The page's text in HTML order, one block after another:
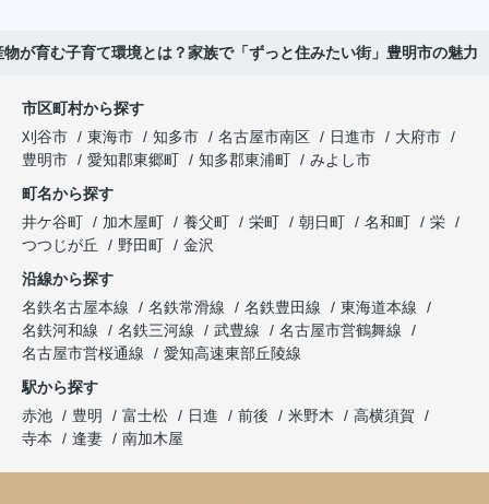
が育む子育て環境とは？家族で「ずっと住みたい街」豊明市の魅力
市区町村から探す
刈谷市
東海市 知多市 名古屋市南区 日進市
大府市
豊明市
愛知郡東郷町 知多郡東浦町
みよし市
町名から探す
井ケ谷町
加木屋町 養父町 栄町 朝日町 名和町
栄
つつじが丘
野田町
金沢
沿線から探す
名鉄名古屋本線
名鉄常滑線 名鉄豊田線
東海道本線
名鉄河和線
名鉄三河線 武豊線
名古屋市営鶴舞線
名古屋市営桜通線
愛知高速東部丘陵線
駅から探す
赤池
豊明 富士松 日進 前後 米野木
高横須賀
寺本
逢妻 南加木屋